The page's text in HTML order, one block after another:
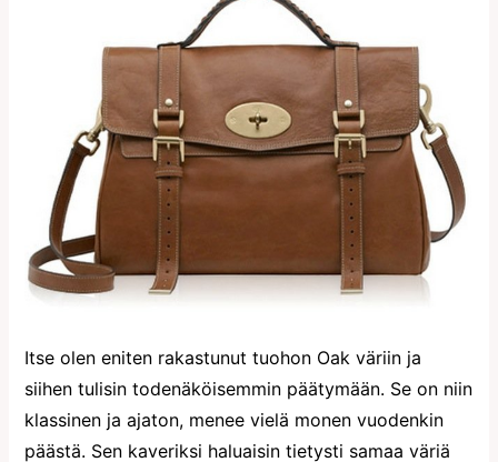
Itse olen eniten rakastunut tuohon Oak väriin ja
siihen tulisin todenäköisemmin päätymään. Se on niin
klassinen ja ajaton, menee vielä monen vuodenkin
päästä. Sen kaveriksi haluaisin tietysti samaa väriä